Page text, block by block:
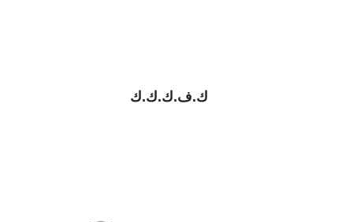
ك.ف.ك.ك.ك